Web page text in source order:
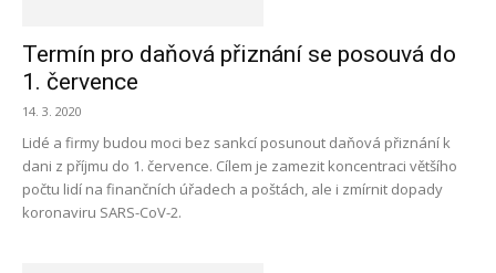
Termín pro daňová přiznání se posouvá do
1. července
14. 3. 2020
Lidé a firmy budou moci bez sankcí posunout daňová přiznání k
dani z příjmu do 1. července. Cílem je zamezit koncentraci většího
počtu lidí na finančních úřadech a poštách, ale i zmírnit dopady
koronaviru SARS-CoV-2.